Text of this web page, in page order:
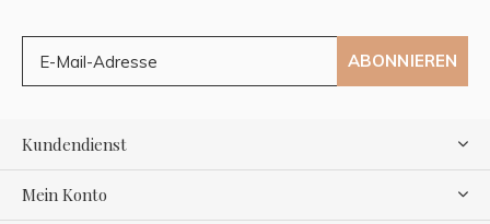
ABONNIEREN
Kundendienst
Mein Konto